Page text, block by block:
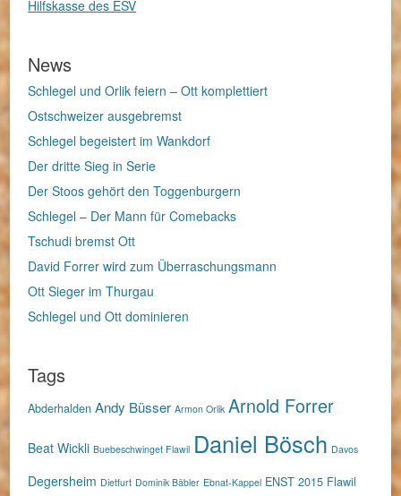
Hilfskasse des ESV
News
Schlegel und Orlik feiern – Ott komplettiert
Ostschweizer ausgebremst
Schlegel begeistert im Wankdorf
Der dritte Sieg in Serie
Der Stoos gehört den Toggenburgern
Schlegel – Der Mann für Comebacks
Tschudi bremst Ott
David Forrer wird zum Überraschungsmann
Ott Sieger im Thurgau
Schlegel und Ott dominieren
Tags
Abderhalden Andy Büsser Armon Orlik Arnold Forrer
Beat Wickli Buebeschwinget Flawil Daniel Bösch Davos
Degersheim Dietfurt Dominik Bäbler Ebnat-Kappel ENST 2015 Flawil